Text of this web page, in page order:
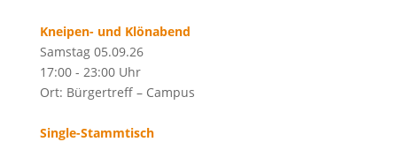
Kneipen- und Klönabend
Samstag 05.09.26
17:00 - 23:00 Uhr
Ort: Bürgertreff – Campus
Single-Stammtisch